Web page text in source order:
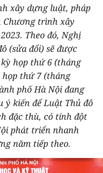
xây dựng luật, pháp
Chương trình xây
Theo đó, Nghị
(sửa đổi) sẽ được
họp thứ 6 (tháng
họp thứ 7 (tháng
phố Hà Nội đang
ý kiến để Luật Thủ đô
đặc thù, có tính đột
phát triển nhanh
năm tiếp theo.